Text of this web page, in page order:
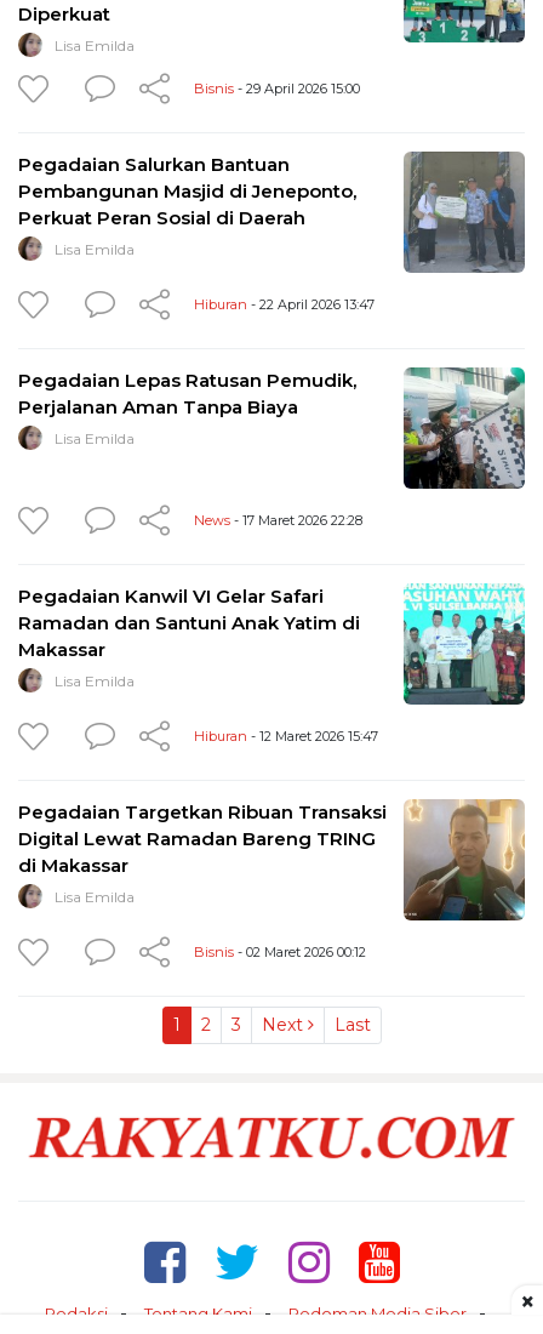
Diperkuat
Lisa Emilda
Bisnis - 29 April 2026 15:00
Pegadaian Salurkan Bantuan
Pembangunan Masjid di Jeneponto,
Perkuat Peran Sosial di Daerah
Lisa Emilda
Hiburan - 22 April 2026 13:47
Pegadaian Lepas Ratusan Pemudik,
Perjalanan Aman Tanpa Biaya
Lisa Emilda
News - 17 Maret 2026 22:28
Pegadaian Kanwil VI Gelar Safari
Ramadan dan Santuni Anak Yatim di
Makassar
Lisa Emilda
Hiburan - 12 Maret 2026 15:47
Pegadaian Targetkan Ribuan Transaksi
Digital Lewat Ramadan Bareng TRING
di Makassar
Lisa Emilda
Bisnis - 02 Maret 2026 00:12
1 2 3 Next Last
Redaksi Tentang Kami
Pedoman Media Siber
×